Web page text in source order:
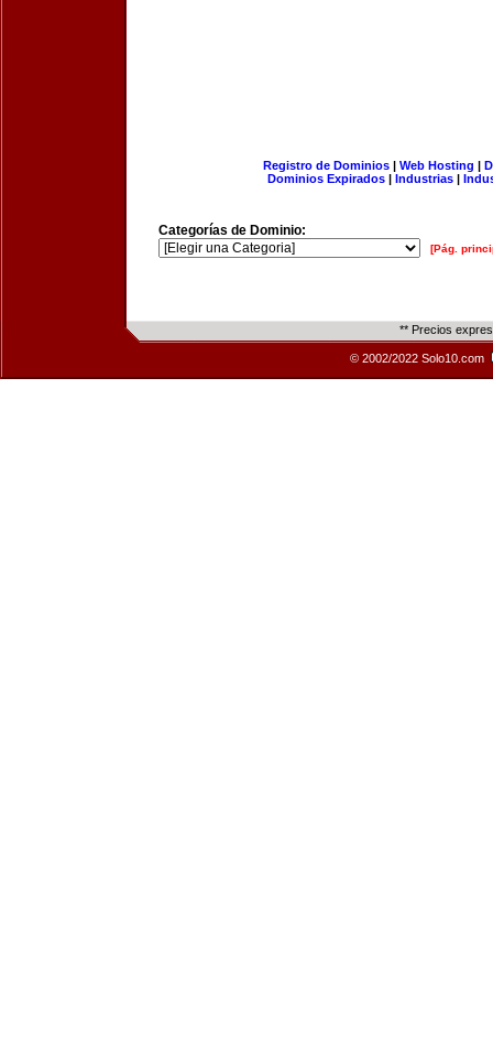
Registro de Dominios| Web Hosting |
Dominios Expirados | Industrias |
Categorías de Dominio:
[Pág.
** Precios
© 2002/2022 Solo10.com